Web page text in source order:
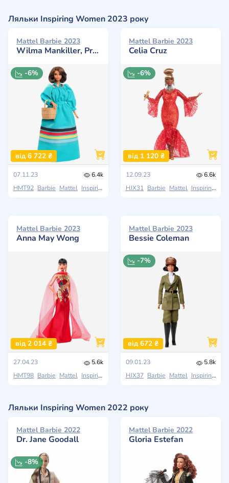
Ляльки Inspiring Women 2023 року
Mattel Barbie 2023
Wilma Mankiller, Principal Chief
-6%
від 6 722 ₴
07.11.23
6.4k
HMT92 Barbie Mattel Inspiring Women
Mattel Barbie 2023
Celia Cruz
-6%
від 1 120 ₴
12.09.23
6.6k
HJX31 Barbie Mattel Inspiring Women
Mattel Barbie 2023
Anna May Wong
від 2 014 ₴
27.04.23
5.6k
HMT98 Barbie Mattel Inspiring Women
Mattel Barbie 2023
Bessie Coleman
-7%
від 672 ₴
09.01.23
5.8k
HJX37 Barbie Mattel Inspiring Women
Ляльки Inspiring Women 2022 року
Mattel Barbie 2022
Dr. Jane Goodall
-8%
Mattel Barbie 2022
Gloria Estefan